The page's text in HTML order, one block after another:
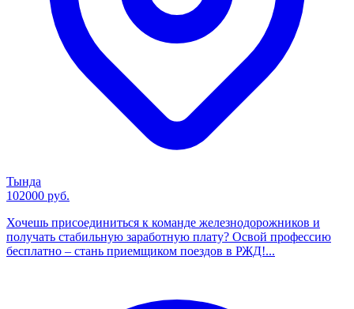
Тында
102000 руб.
Хочешь присоединиться к команде железнодорожников и
получать стабильную заработную плату? Освой профессию
бесплатно – стань приемщиком поездов в РЖД!...